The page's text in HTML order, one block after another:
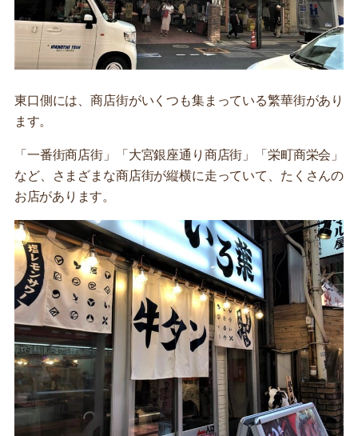
東口側には、商店街がいくつも集まっている繁華街があり
ます。
「一番街商店街」「大宮銀座通り商店街」「栄町商栄会」
など、さまざまな商店街が縦横に走っていて、たくさんの
お店があります。